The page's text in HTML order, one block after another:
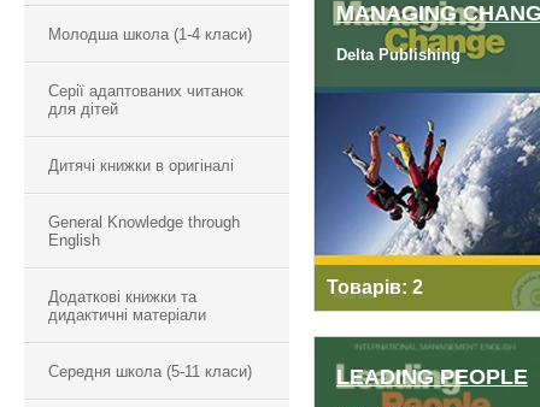
Молодша школа (1-4 класи)
Серії адаптованих читанок
для дітей
Дитячі книжки в оригіналі
General Knowledge through
English
Додаткові книжки та
дидактичні матеріали
Середня школа (5-11 класи)
MANAGING
Delta Publishing
Товарів: 2
MANAGING
LEADING PEOPLE